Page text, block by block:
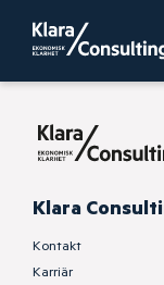
Klara
Kontakt
Karriär